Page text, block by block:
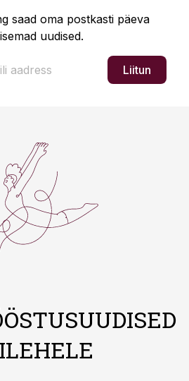
saad oma postkasti päeva
uudised.
Liitun